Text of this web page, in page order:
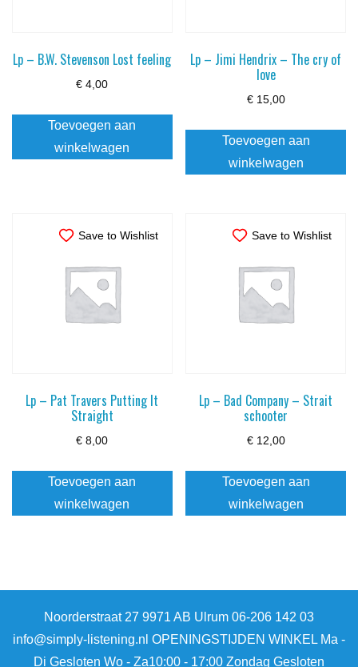
Lp – B.W. Stevenson Lost feeling
€ 4,00
Toevoegen aan
winkelwagen
Lp – Jimi Hendrix – The cry of
love
€15,00
Toevoegen aan
winkelwagen
Save to Wishlist
Lp – Pat Travers Putting It
Straight
€ 8,00
Toevoegen aan
winkelwagen
Save to Wishlist
Lp – Bad Company – Strait
schooter
€12,00
Toevoegen aan
winkelwagen
Noorderstraat 27 9971 AB Ulrum 06-206 142 03
info@simply-listening.nl OPENINGSTIJDEN WINKEL Ma -
Di Gesloten Wo - Za10:00 - 17:00 Zondag Gesloten